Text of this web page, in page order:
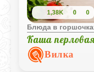
1,38K 0 0
Блюда в
Каша
Вилка